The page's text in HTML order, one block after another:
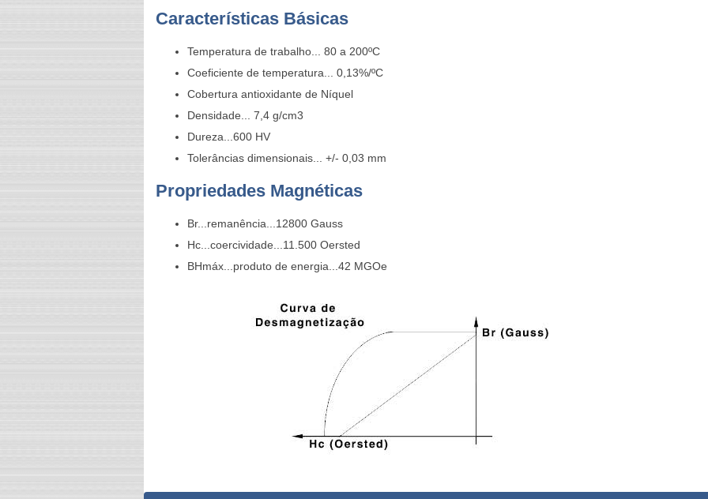
Características Básicas
Temperatura de trabalho... 80 a 200ºC
Coeficiente de temperatura... 0,13%/ºC
Cobertura antioxidante de Níquel
Densidade... 7,4 g/cm3
Dureza...600 HV
Tolerâncias dimensionais... +/- 0,03 mm
Propriedades Magnéticas
Br...remanência...12800 Gauss
Hc...coercividade...11.500 Oersted
BHmáx...produto de energia...42 MGOe